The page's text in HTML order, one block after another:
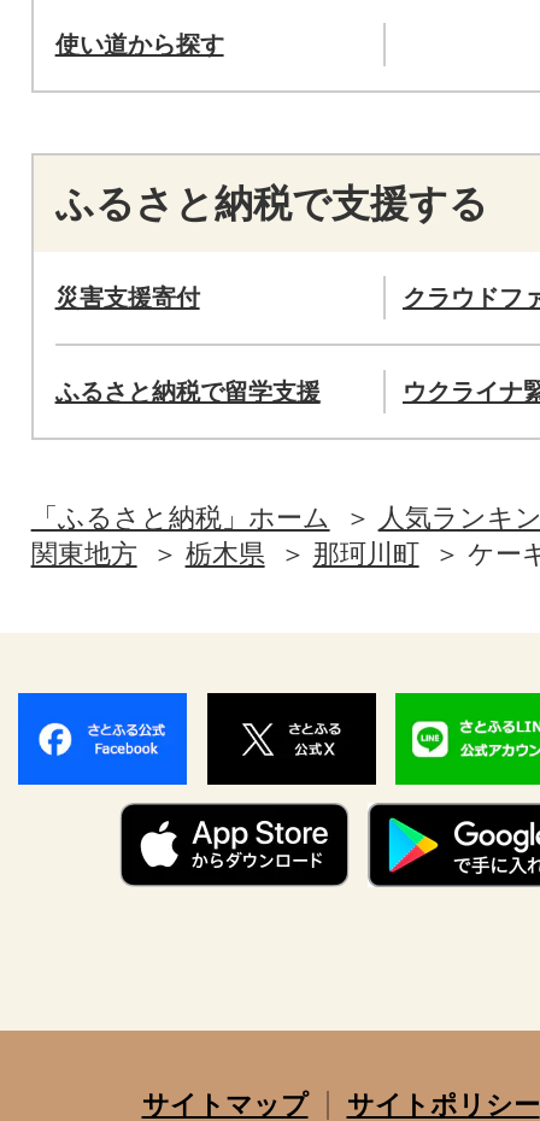
使い道から探す
ふるさと納税で支援する
災害支援寄付 クラウドフ
ふるさと納税で留学支援 ウクライナ
「ふるさと納税」ホーム
人気ランキ
関東地方
栃木県 那珂川町 ケー
サイトマップ
サイトポリシー